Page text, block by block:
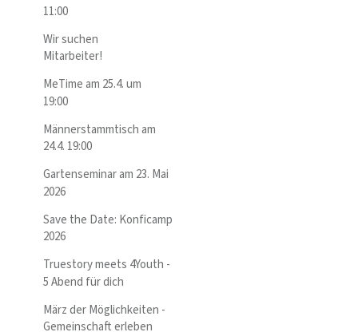
11:00
Wir suchen
Mitarbeiter!
MeTime am 25.4. um
19:00
Männerstammtisch am
24.4. 19:00
Gartenseminar am 23. Mai
2026
Save the Date: Konficamp
2026
Truestory meets 4Youth -
5 Abend für dich
März der Möglichkeiten -
Gemeinschaft erleben